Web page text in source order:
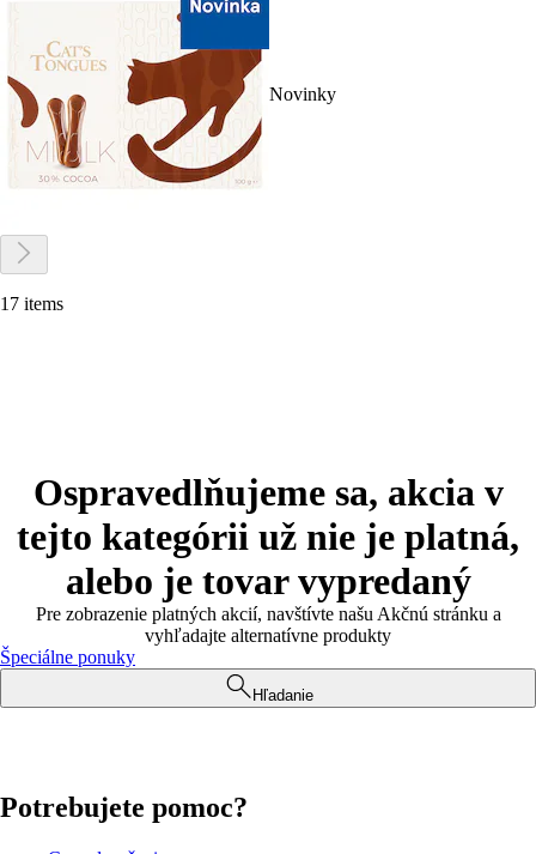
Novinky
17 items
Ospravedlňujeme sa, akcia v
tejto kategórii už nie je platná,
alebo je tovar vypredaný
Pre zobrazenie platných akcií, navštívte našu Akčnú stránku a
vyhľadajte alternatívne produkty
Špeciálne ponuky
Hľadanie
Potrebujete pomoc?